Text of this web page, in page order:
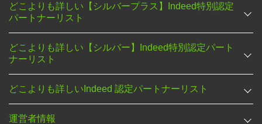
どこよりも詳しい【シルバープラス】Indeed特別認定
パートナーリスト
どこよりも詳しい【シルバー】Indeed特別認定パート
ナーリスト
どこよりも詳しいIndeed 認定パートナーリスト
運営者情報